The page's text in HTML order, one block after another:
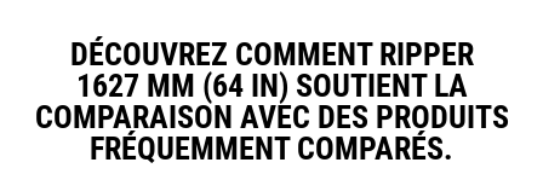
DÉCOUVREZ COMMENT RIPPER
1627 MM (64 IN) SOUTIENT LA
COMPARAISON AVEC DES PRODUITS
FRÉQUEMMENT COMPARÉS.